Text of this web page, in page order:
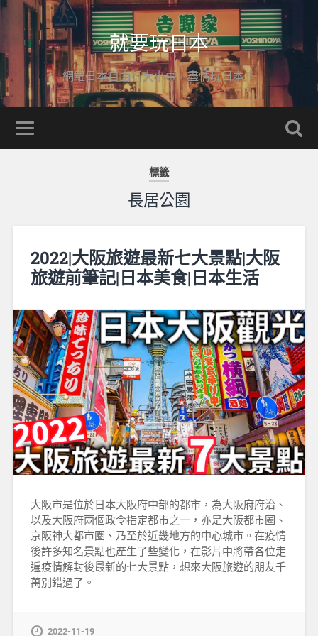
就要玩日本
網羅日本自由行大小事，盡情玩日本！
標籤
長居公園
2022|大阪旅遊最新七大景點|大阪
旅遊前筆記|日本美食|日本生活
大阪市是位於日本大阪府中部的都市，為大阪府府治、
以及大阪府兩個政令指定都市之一，亦是大阪都市圈、
京阪神大都市圈、乃至於近畿地方的中心城市。在疫情
後許多知名景點也產生了些變化，在影片中將帶各位走
遍疫情解封後最新的七大景點，想來大阪旅遊的朋友千
萬別錯過了。
2022-11-19